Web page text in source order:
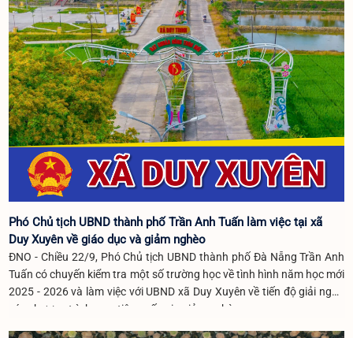
Phó Chủ tịch UBND thành phố Trần Anh Tuấn làm việc tại xã
Duy Xuyên về giáo dục và giảm nghèo
ĐNO - Chiều 22/9, Phó Chủ tịch UBND thành phố Đà Nẵng Trần Anh
Tuấn có chuyến kiểm tra một số trường học về tình hình năm học mới
2025 - 2026 và làm việc với UBND xã Duy Xuyên về tiến độ giải ngân
các chương trình mục tiêu quốc gia giảm nghèo.